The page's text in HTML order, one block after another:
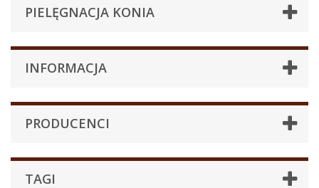
PIELĘGNACJA KONIA
INFORMACJA
PRODUCENCI
TAGI